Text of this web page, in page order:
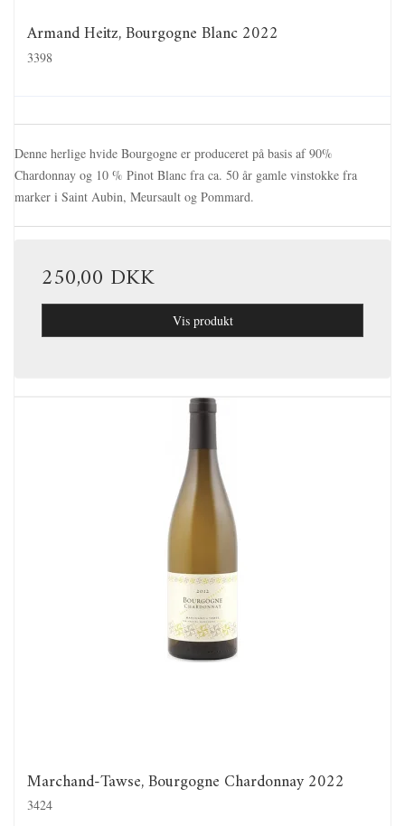
Armand Heitz, Bourgogne Blanc 2022
3398
Denne herlige hvide Bourgogne er produceret på basis af 90%
Chardonnay og 10 % Pinot Blanc fra ca. 50 år gamle vinstokke fra
marker i Saint Aubin, Meursault og Pommard.
250,00 DKK
Vis produkt
Marchand-Tawse, Bourgogne Chardonnay 2022
3424